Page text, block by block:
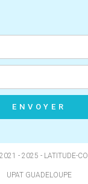
ENVOYER
- 2025 - LATITUDE-CO
UPAT GUADELOUPE